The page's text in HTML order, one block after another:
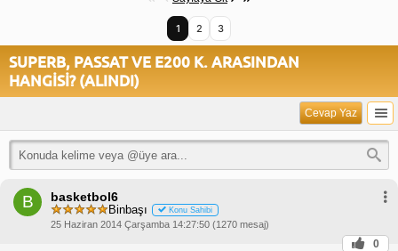
1 2 3
SUPERB, PASSAT VE E200 K. ARASINDAN
HANGİSİ? (ALINDI)
Cevap Yaz
B basketbol6
Binbaşı Konu Sahibi
25 Haziran 2014 Çarşamba 14:27:50 (1270 mesaj)
0